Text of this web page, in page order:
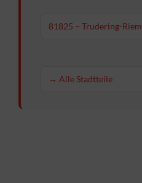
81825 – Trudering-Riem
→ Alle Stadtteile